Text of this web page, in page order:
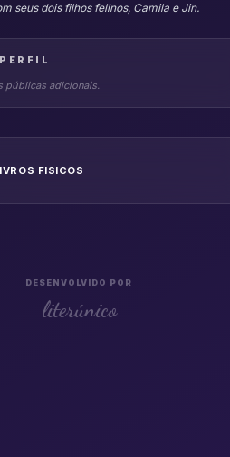
seus dois filhos felinos, Camila e Jin.
públicas adicionais.
FISICOS
DESENVOLVIDO POR
literúnico